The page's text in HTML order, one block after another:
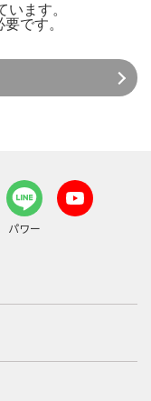
ます。
要です。
パワー